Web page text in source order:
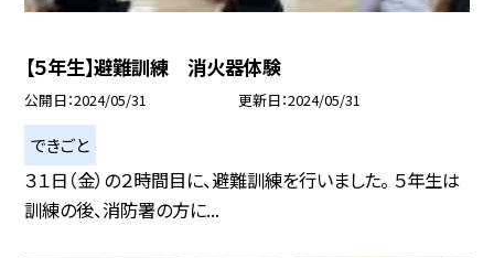
【５年生】避難訓練 消火器体験
公開日 2024/05/31 更新日 2024/05/31
できごと
３１日（金）の２時間目に、避難訓練を行いました。 ５年生は
訓練の後、消防署の方に...